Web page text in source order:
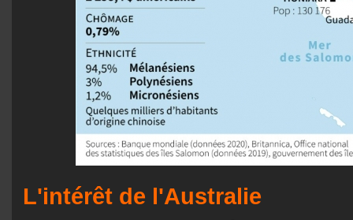
L'intérêt de l'Australie